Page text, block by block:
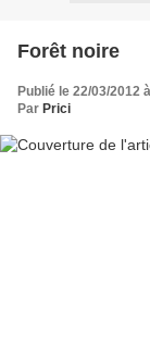
Forêt noire
Publié le 22/03/2012
Par Prici